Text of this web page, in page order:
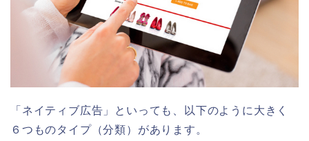
「ネイティブ広告」といっても、以下のように大きく
６つものタイプ（分類） があります。